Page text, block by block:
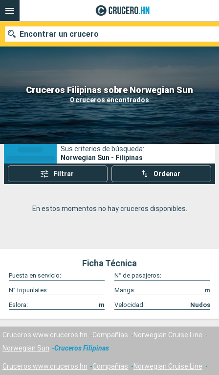
Cruceros Filipinas sobre Norwegian Sun
0 cruceros encontrados
Encontrar un crucero
Nuestros destinos
Fecha de salida
Puertos Compañías
Buscar
Sus criterios de búsqueda:
Norwegian Sun - Filipinas
Filtrar Ordenar
En estos momentos no hay cruceros disponibles.
Ficha Técnica
Puesta en servicio:
N° de pasajeros:
N° tripunlates:
Manga:
m
Eslora:
m Velocidad: Nudos
Cruceros www.cruceros.hn Compañías
Norwegian Cruise Line
Norwegian Sun
Cruceros Filipinas
Cruceros www.cruceros.hn Compañías
Norwegian Cruise Line